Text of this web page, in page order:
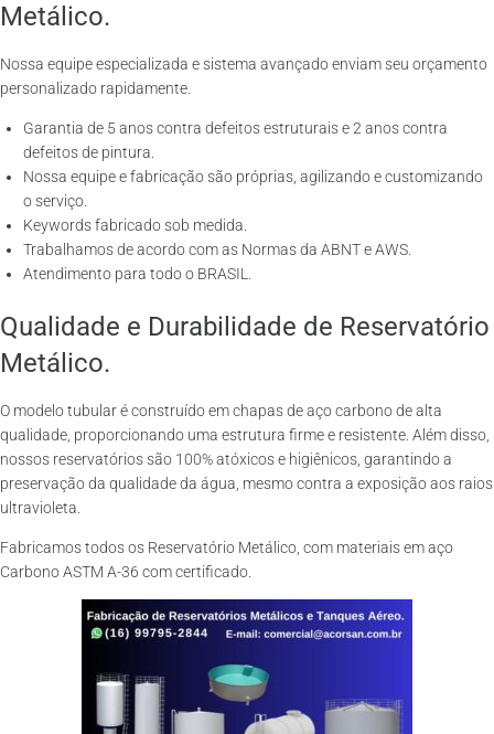
Metálico.
Nossa equipe especializada e sistema avançado enviam seu orçamento
personalizado rapidamente.
Garantia de 5 anos contra defeitos estruturais e 2 anos contra
defeitos de pintura.
Nossa equipe e fabricação são próprias, agilizando e customizando
o serviço.
Keywords fabricado sob medida.
Trabalhamos de acordo com as Normas da ABNT e AWS.
Atendimento para todo o BRASIL.
Qualidade e Durabilidade de Reservatório
Metálico.
O modelo tubular é construído em chapas de aço carbono de alta
qualidade, proporcionando uma estrutura firme e resistente. Além disso,
nossos reservatórios são 100% atóxicos e higiênicos, garantindo a
preservação da qualidade da água, mesmo contra a exposição aos raios
ultravioleta.
Fabricamos todos os Reservatório Metálico, com materiais em aço
Carbono ASTM A-36 com certificado.